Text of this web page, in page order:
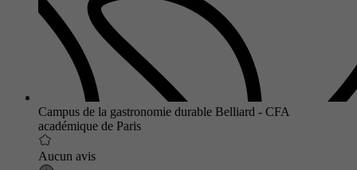
Campus de la gastronomie durable Belliard - CFA
académique de Paris
Aucun avis